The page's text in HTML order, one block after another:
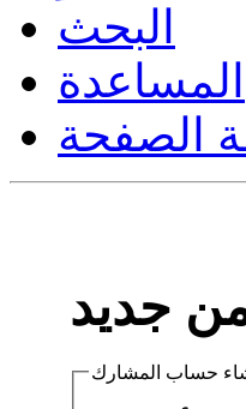
البحث
المساعدة
الصفحة
جديد
حساب المشارك